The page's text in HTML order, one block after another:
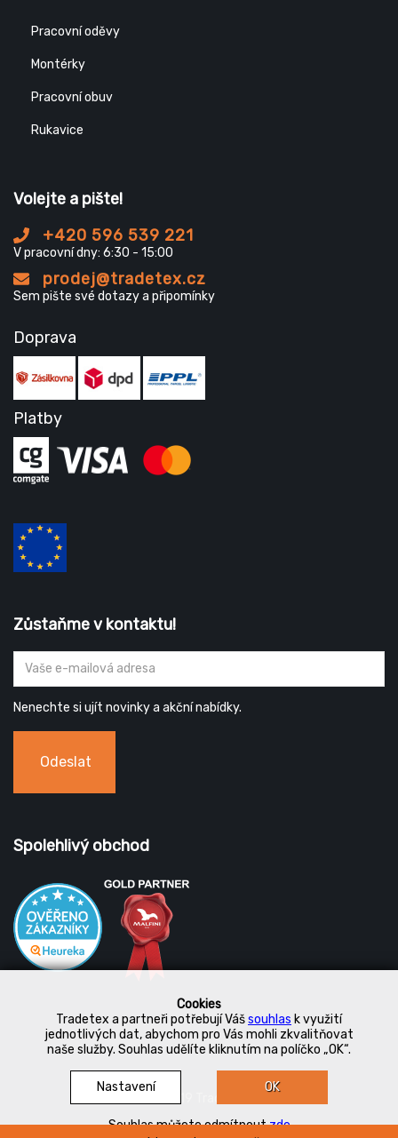
Cookies
Tradetex a partneři potřebují Vášsouhlas k využití
jednotlivých dat, abychom pro Vás mohli zkvalitňovat
naše služby. Souhlas udělíte kliknutím na políčko „OK“.
Nastavení OK
Souhlas můžete odmítnoutzde
Pracovní oděvy
Montérky
Pracovní obuv
Rukavice
Volejte a pište!
+420 596 539 221
V pracovní dny: 6:30 - 15:00
prodej@tradetex.cz
Sem pište své dotazy a připomínky
Doprava
Platby
Zůstaňme v kontaktu!
Nenechte si ujít novinky a akční nabídky.
Odeslat
Spolehlivý obchod